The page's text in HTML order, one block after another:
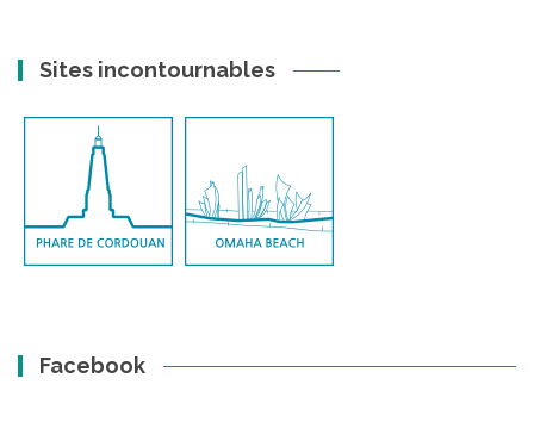
Sites incontournables
Facebook